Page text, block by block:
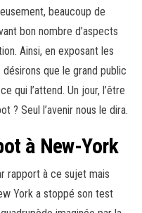
beaucoup de
bon nombre d’aspects
Ainsi, en exposant les
que le grand public
qui l’attend. Un jour, l’être
? Seul l’avenir nous le dira.
à New-York
rapport à ce sujet mais
York a stoppé son test